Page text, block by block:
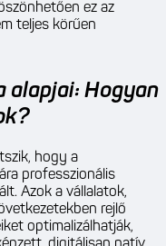
ez az
teljes körűen
alapjai: Hogyan
hogy a
professzionális
Azok a vállalatok,
rejlő
optimalizálhatják,